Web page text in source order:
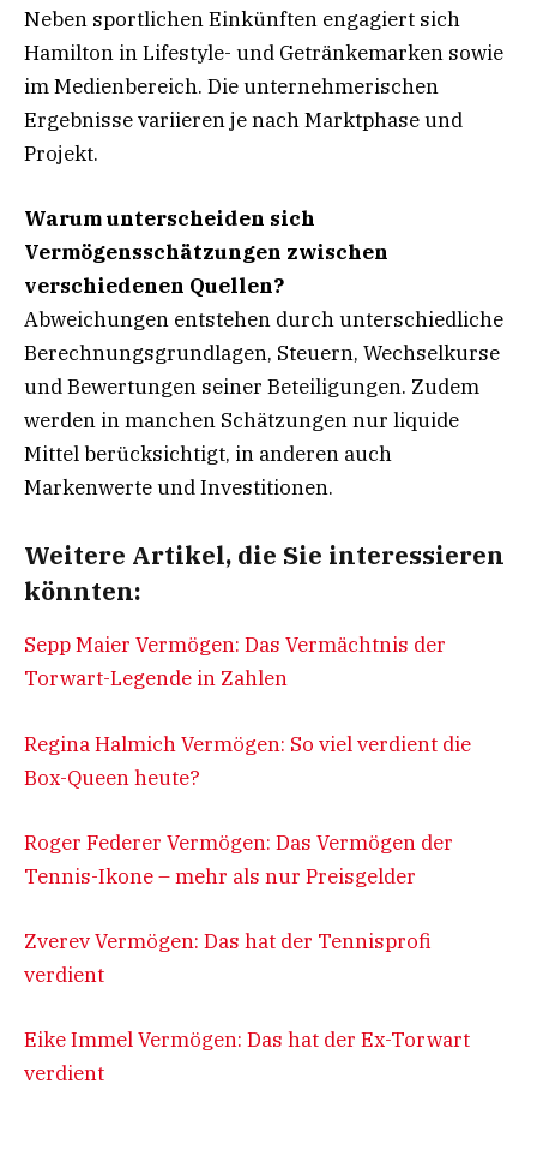
Neben sportlichen Einkünften engagiert sich
Hamilton in Lifestyle- und Getränkemarken sowie
im Medienbereich. Die unternehmerischen
Ergebnisse variieren je nach Marktphase und
Projekt.
Warum unterscheiden sich
Vermögensschätzungen zwischen
verschiedenen Quellen?
Abweichungen entstehen durch unterschiedliche
Berechnungsgrundlagen, Steuern, Wechselkurse
und Bewertungen seiner Beteiligungen. Zudem
werden in manchen Schätzungen nur liquide
Mittel berücksichtigt, in anderen auch
Markenwerte und Investitionen.
Weitere Artikel, die Sie interessieren
könnten:
Sepp Maier Vermögen: Das Vermächtnis der
Torwart-Legende in Zahlen
Regina Halmich Vermögen: So viel verdient die
Box-Queen heute?
Roger Federer Vermögen: Das Vermögen der
Tennis-Ikone – mehr als nur Preisgelder
Zverev Vermögen: Das hat der Tennisprofi
verdient
Eike Immel Vermögen: Das hat der Ex-Torwart
verdient